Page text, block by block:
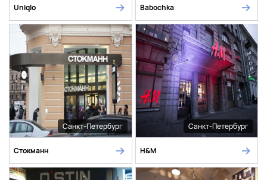
Uniqlo Babochka
Санкт-Петербург
Стокманн
Санкт-Петербург
H&M